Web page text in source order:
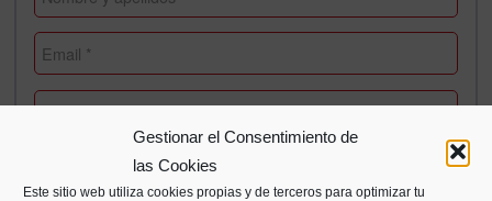
Gestionar el Consentimiento de
las Cookies
Este sitio web utiliza cookies propias y de terceros para optimizar tu